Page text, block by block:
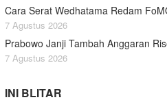
Cara Serat Wedhatama Redam
7 Agustus 2026
Prabowo Janji Tambah Anggaran
7 Agustus 2026
INI BLITAR